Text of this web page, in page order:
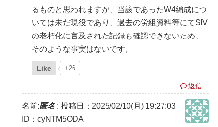
るものと思われますが、当該であったW4編成につ
いては未だ現役であり、過去の労組資料等にてSIV
の老朽化に言及された記録も確認できないため、
そのような事実はないです。
Like +26
返信
名前:匿名: 投稿日：2025/02/10(月) 19:27:03
ID：cyNTM5ODA